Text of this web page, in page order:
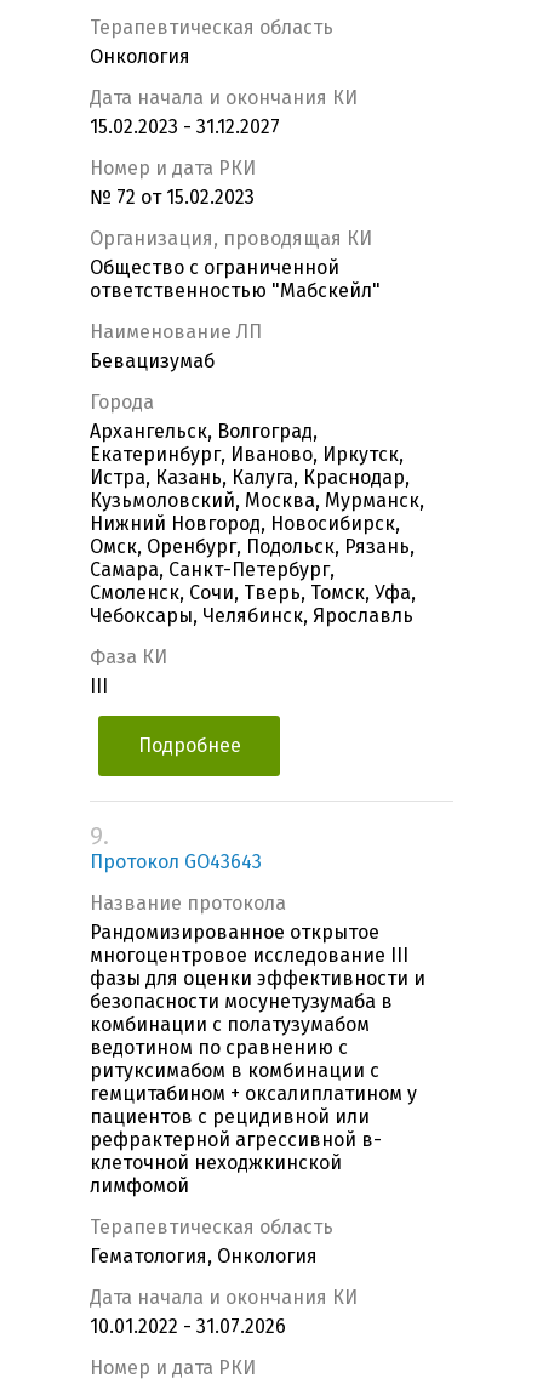
Терапевтическая область
Онкология
Дата начала и окончания КИ
15.02.2023 - 31.12.2027
Номер и дата РКИ
№ 72 от 15.02.2023
Организация, проводящая КИ
Общество с ограниченной
ответственностью "Мабскейл"
Наименование ЛП
Бевацизумаб
Города
Архангельск, Волгоград,
Екатеринбург, Иваново, Иркутск,
Истра, Казань, Калуга, Краснодар,
Кузьмоловский, Москва, Мурманск,
Нижний Новгород, Новосибирск,
Омск, Оренбург, Подольск, Рязань,
Самара, Санкт-Петербург,
Смоленск, Сочи, Тверь, Томск, Уфа,
Чебоксары, Челябинск, Ярославль
Фаза КИ
Подробнее
9.
Протокол GO43643
Название протокола
Рандомизированное открытое
многоцентровое исследование III
фазы для оценки эффективности и
безопасности мосунетузумаба в
комбинации с полатузумабом
ведотином по сравнению с
ритуксимабом в комбинации с
гемцитабином + оксалиплатином у
пациентов с рецидивной или
рефрактерной агрессивной в-
клеточной неходжкинской
лимфомой
Терапевтическая область
Гематология, Онкология
Дата начала и окончания КИ
10.01.2022 - 31.07.2026
Номер и дата РКИ